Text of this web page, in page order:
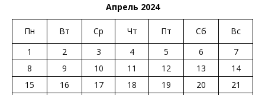
Апрель 2024
Пн Вт Ср Чт Пт Сб
Вс
1
2 3 4 5 6
7
8
9 10 11 12 13
14
15
16 17 18 19 20
21